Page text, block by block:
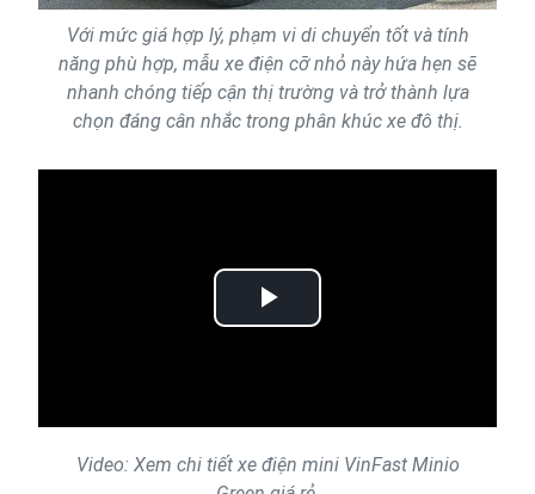
Với mức giá hợp lý, phạm vi di chuyển tốt và tính
năng phù hợp, mẫu xe điện cỡ nhỏ này hứa hẹn sẽ
nhanh chóng tiếp cận thị trường và trở thành lựa
chọn đáng cân nhắc trong phân khúc xe đô thị.
Play
Video: Xem chi tiết xe điện mini VinFast Minio